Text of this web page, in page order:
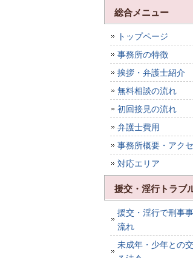
総合メニュー
トップページ
事務所の特徴
挨拶・弁護士紹介
無料相談の流れ
初回接見の流れ
弁護士費用
事務所概要・アク
対応エリア
援交・淫行トラブ
援交・淫行で刑事
流れ
未成年・少年との